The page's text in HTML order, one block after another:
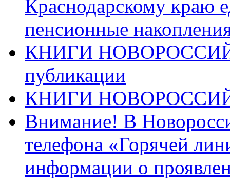
Краснодарскому краю
пенсионные
КНИГИ
публикации
КНИГИ
Внимание! В
телефона «Горячей
информации о